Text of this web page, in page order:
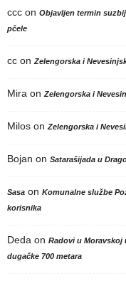
ccc on Objavljen termin
pčele
cc on Zelengorska i
Mira on Zelengorska i
Milos on Zelengorska i
Bojan on Satarašijada u
Sasa on Komunalne službe
korisnika
Deda on Radovi u Moravskoj
dugačke 700 metara